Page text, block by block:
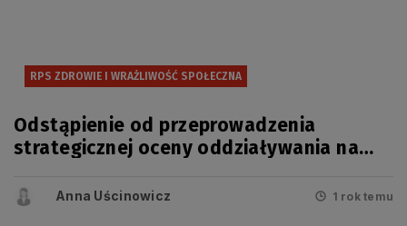
RPS ZDROWIE I WRAŻLIWOŚĆ SPOŁECZNA
Odstąpienie od przeprowadzenia
strategicznej oceny oddziaływania na
Regionalnego Programu Strategicznego
Anna Uścinowicz 1 rok temu